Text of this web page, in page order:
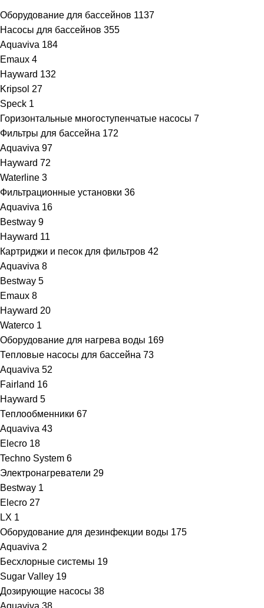
Оборудование для бассейнов 1137
Насосы для бассейнов 355
Aquaviva 184
Emaux 4
Hayward 132
Kripsol 27
Speck 1
Горизонтальные многоступенчатые насосы 7
Фильтры для бассейна 172
Aquaviva 97
Hayward 72
Waterline 3
Фильтрационные установки 36
Aquaviva 16
Bestway 9
Hayward 11
Картриджи и песок для фильтров 42
Aquaviva 8
Bestway 5
Emaux 8
Hayward 20
Waterco 1
Оборудование для нагрева воды 169
Тепловые насосы для бассейна 73
Aquaviva 52
Fairland 16
Hayward 5
Теплообменники 67
Aquaviva 43
Elecro 18
Techno System 6
Электронагреватели 29
Bestway 1
Elecro 27
LX 1
Оборудование для дезинфекции воды 175
Aquaviva 2
Бесхлорные системы 19
Sugar Valley 19
Дозирующие насосы 38
Aquaviva 38